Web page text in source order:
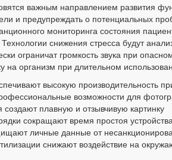
важным направлением развития
и предупреждать о потенциальных
мониторинга состояния
снижения стресса будут
ограничат громкость звука при
на организм при длительном
высокую производительность
возможности для
плавную и отзывчивую картинку
сокращают время простоя
личные данные от
снижают воздействие на